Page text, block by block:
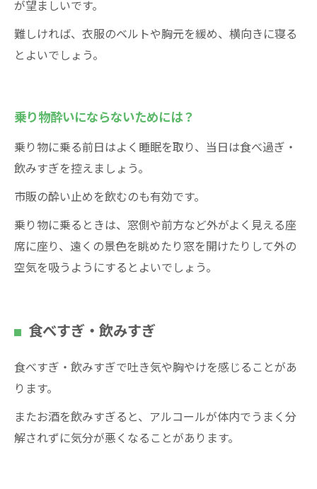
が望ましいです。
難しければ、衣服のベルトや胸元を緩め、横向きに寝る
とよいでしょう。
乗り物酔いにならないためには？
乗り物に乗る前日はよく睡眠を取り、当日は食べ過ぎ・
飲みすぎを控えましょう。
市販の酔い止めを飲むのも有効です。
乗り物に乗るときは、窓側や前方など外がよく見える座
席に座り、遠くの景色を眺めたり窓を開けたりして外の
空気を吸うようにするとよいでしょう。
食べすぎ・飲みすぎ
食べすぎ・飲みすぎで吐き気や胸やけを感じることがあ
ります。
またお酒を飲みすぎると、アルコールが体内でうまく分
解されずに気分が悪くなることがあります。